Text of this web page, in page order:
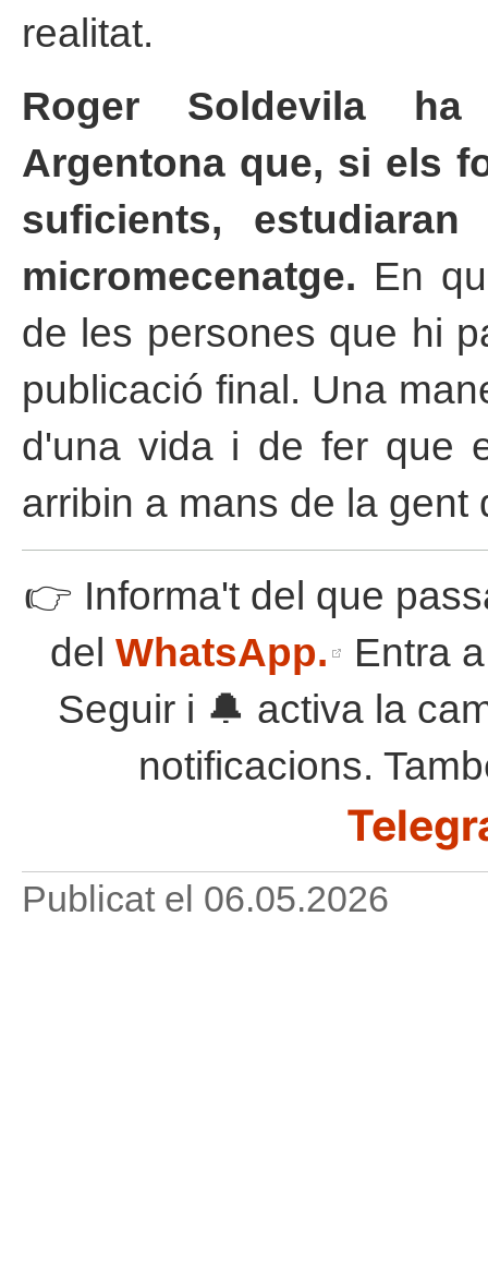
realitat.
Roger Soldevila
Argentona que, si els
suficients,
micromecenatge. En
de les persones que hi
publicació final. Una
d'una vida i de fer que
arribin a mans de la gent
👉 Informa't del que
del WhatsApp.
Entra
Seguir i 🔔 activa la
notificacions.
Publicat el 06.05.2026